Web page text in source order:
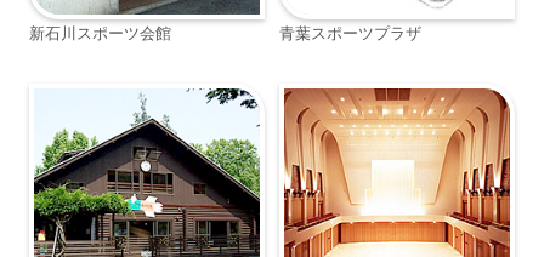
新石川スポーツ会館 青葉スポーツプラザ